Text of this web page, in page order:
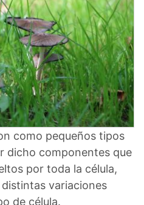
como pequeños tipos
dicho componentes que
por toda la célula,
variaciones
de célula.